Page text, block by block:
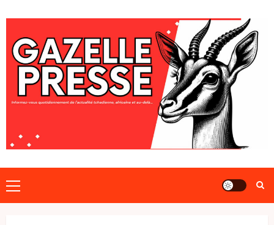
to
content
Primary
Menu